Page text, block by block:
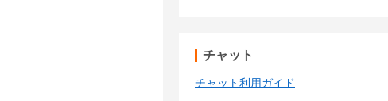
チャット
チャット利用ガイド